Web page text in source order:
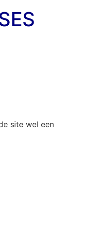
site wel een